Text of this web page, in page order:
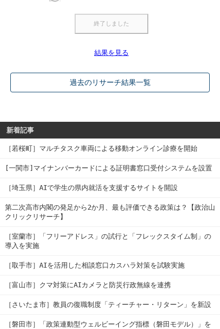
結果を見る
過去のリサーチ結果一覧
新着記事
［若桜町］マルチタスク車両による移動オンライン診療を開始
[一関市]マイナンバーカードによる証明書窓口受付システムを設置
［埼玉県］AIで学生の県内就活を支援するサイトを開設
第二次高市内閣の発足から2か月、最も評価できる政策は？【政治山
クリックリサーチ】
［室蘭市］「フリーアドレス」の試行と「フレックスタイム制」の
導入を実施
［取手市］AIを活用した相談窓口カスハラ対策を試験実施
［富山市］クマ対策にAIカメラと防災行政無線を連携
［さいたま市］教員の復職制度「ティーチャー・リターン」を新設
［磐田市］「政策連動型ウェルビーイング指標（磐田モデル）」を